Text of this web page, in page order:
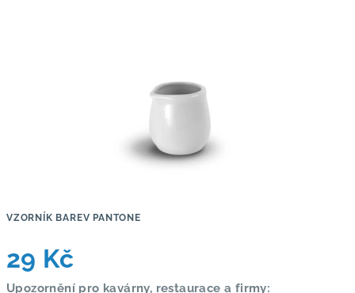
VZORNÍK BAREV PANTONE
29 Kč
Měrná
Upozornění pro kavárny, restaurace a firmy: